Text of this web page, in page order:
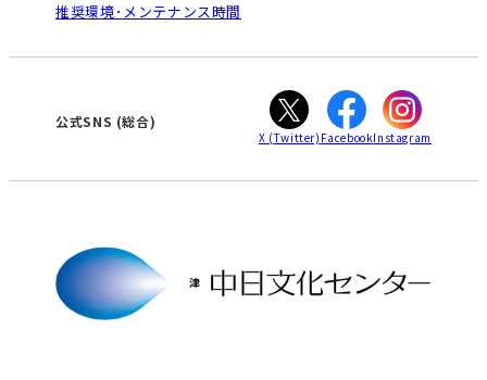
WEBサイトのよくある質問
高蔵寺
大垣
津
推奨環境･メンテナンス時間
公式SNS (総合)
X (Twitter) FacebookInstagram